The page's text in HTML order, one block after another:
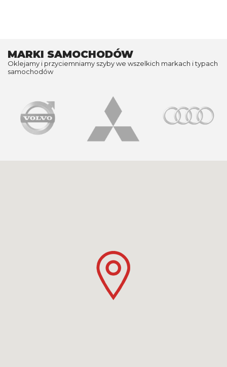
MARKI SAMOCHODÓW
Oklejamy i przyciemniamy szyby we wszelkich markach i typach
samochodów